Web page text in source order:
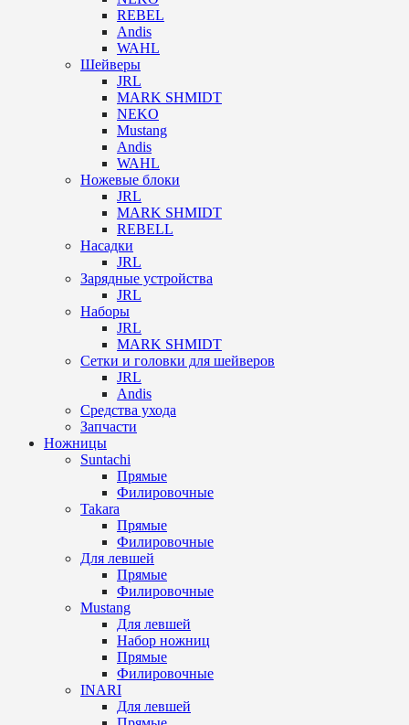
REBEL
Andis
WAHL
Шейверы
JRL
MARK SHMIDT
NEKO
Mustang
Andis
WAHL
Ножевые блоки
JRL
MARK SHMIDT
REBELL
Насадки
JRL
Зарядные устройства
JRL
Наборы
JRL
MARK SHMIDT
Сетки и головки для шейверов
JRL
Andis
Средства ухода
Запчасти
Ножницы
Suntachi
Прямые
Филировочные
Takara
Прямые
Филировочные
Для левшей
Прямые
Филировочные
Mustang
Для левшей
Набор ножниц
Прямые
Филировочные
INARI
Для левшей